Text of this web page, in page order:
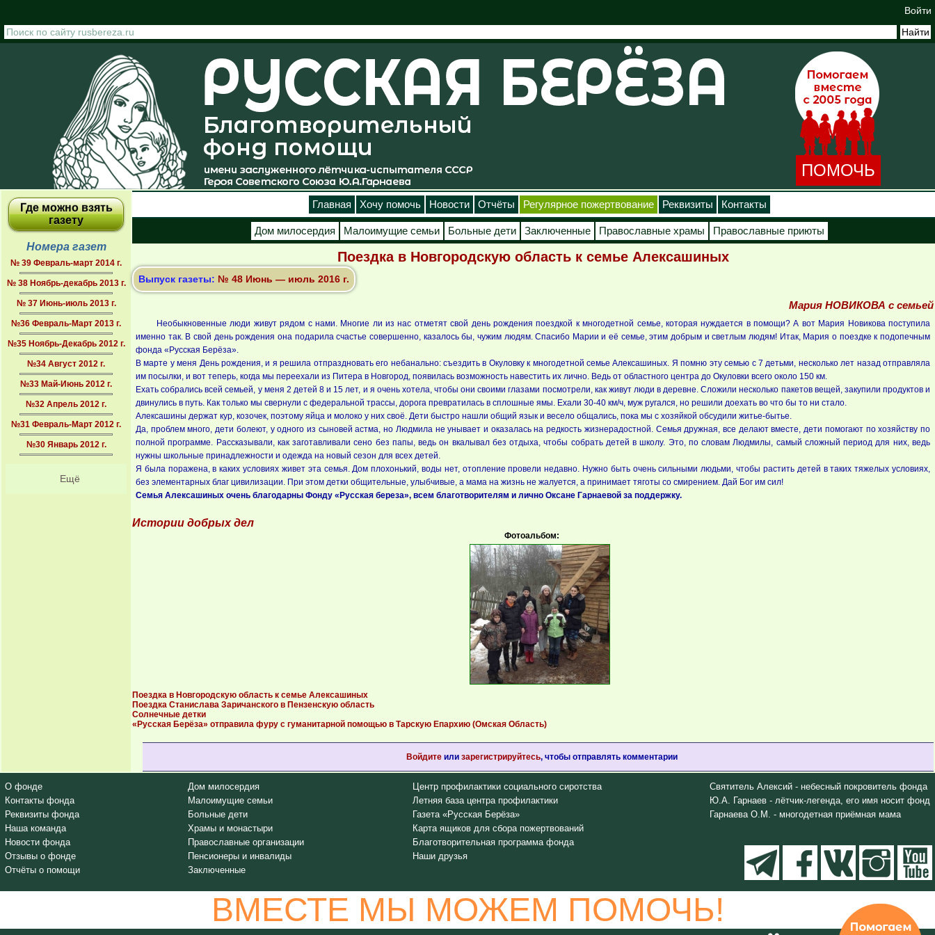
Войти
ПОМОЧЬ
Где можно взять
газету
Номера газет
№ 39 Февраль-март 2014 г.
№ 38 Ноябрь-декабрь 2013 г.
№ 37 Июнь-июль 2013 г.
№36 Февраль-Март 2013 г.
№35 Ноябрь-Декабрь 2012 г.
№34 Август 2012 г.
№33 Май-Июнь 2012 г.
№32 Апрель 2012 г.
№31 Февраль-Март 2012 г.
№30 Январь 2012 г.
Ещё
Главная Хочу помочь Новости Отчёты Регулярное пожертвование Реквизиты Контакты
Дом милосердия Малоимущие семьи Больные дети Заключенные Православные храмы Православные приюты
Поездка в Новгородскую область к семье Алексашиных
Выпуск газеты: № 48 Июнь — июль 2016 г.
Мария НОВИКОВА с семьей
Необыкновенные люди живут рядом с нами. Многие ли из нас отметят свой день рождения поездкой к многодетной семье, которая нуждается в помощи? А вот Мария Новикова поступила
именно так. В свой день рождения она подарила счастье совершенно, казалось бы, чужим людям. Спасибо Марии и её семье, этим добрым и светлым людям! Итак, Мария о поездке к подопечным
фонда «Русская Берёза».
В марте у меня День рождения, и я решила отпраздновать его небанально: съездить в Окуловку к многодетной семье Алексашиных. Я помню эту семью с 7 детьми, несколько лет назад отправляла
им посылки, и вот теперь, когда мы переехали из Питера в Новгород, появилась возможность навестить их лично. Ведь от областного центра до Окуловки всего около 150 км.
Ехать собрались всей семьей, у меня 2 детей 8 и 15 лет, и я очень хотела, чтобы они своими глазами посмотрели, как живут люди в деревне. Сложили несколько пакетов вещей, закупили продуктов и
двинулись в путь. Как только мы свернули с федеральной трассы, дорога превратилась в сплошные ямы. Ехали 30-40 км/ч, муж ругался, но решили доехать во что бы то ни стало.
Алексашины держат кур, козочек, поэтому яйца и молоко у них своё. Дети быстро нашли общий язык и весело общались, пока мы с хозяйкой обсудили житье-бытье.
Да, проблем много, дети болеют, у одного из сыновей астма, но Людмила не унывает и оказалась на редкость жизнерадостной. Семья дружная, все делают вместе, дети помогают по хозяйству по
полной программе. Рассказывали, как заготавливали сено без папы, ведь он вкалывал без отдыха, чтобы собрать детей в школу. Это, по словам Людмилы, самый сложный период для них, ведь
нужны школьные принадлежности и одежда на новый сезон для всех детей.
Я была поражена, в каких условиях живет эта семья. Дом плохонький, воды нет, отопление провели недавно. Нужно быть очень сильными людьми, чтобы растить детей в таких тяжелых условиях,
без элементарных благ цивилизации. При этом детки общительные, улыбчивые, а мама на жизнь не жалуется, а принимает тяготы со смирением. Дай Бог им сил!
Семья Алексашиных очень благодарны Фонду «Русская береза», всем благотворителям и лично Оксане Гарнаевой за поддержку.
Истории добрых дел
Фотоальбом:
Поездка в Новгородскую область к семье Алексашиных
Поездка Станислава Заричанского в Пензенскую область
Солнечные детки
«Русская Берёза» отправила фуру с гуманитарной помощью в Тарскую Епархию (Омская Область)
Войдитеили зарегистрируйтесь, чтобы отправлять комментарии
О фонде
Контакты фонда
Реквизиты фонда
Наша команда
Новости фонда
Отзывы о фонде
Отчёты о помощи
Дом милосердия
Малоимущие семьи
Больные дети
Храмы и монастыри
Православные организации
Пенсионеры и инвалиды
Заключенные
Центр профилактики социального сиротства
Летняя база центра профилактики
Газета «Русская Берёза»
Карта ящиков для сбора пожертвований
Благотворительная программа фонда
Наши друзья
Святитель Алексий - небесный покровитель фонда
Ю.А. Гарнаев - лётчик-легенда, его имя носит фонд
Гарнаева О.М. - многодетная приёмная мама
ВМЕСТЕ МЫ МОЖЕМ ПОМОЧЬ!